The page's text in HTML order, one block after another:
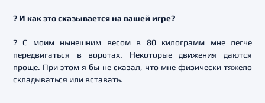
? И как это сказывается на вашей игре?
? С моим нынешним весом в 80 килограмм мне легче
передвигаться в воротах. Некоторые движения даются
проще. При этом я бы не сказал, что мне физически тяжело
складываться или вставать.